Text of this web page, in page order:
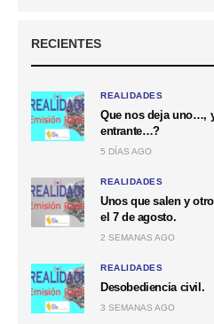
RECIENTES
REALIDADES
Que nos deja uno…,
entrante…?
5 DÍAS AGO
REALIDADES
Unos que salen y
el 7 de agosto.
2 SEMANAS AGO
REALIDADES
Desobediencia civil.
3 SEMANAS AGO